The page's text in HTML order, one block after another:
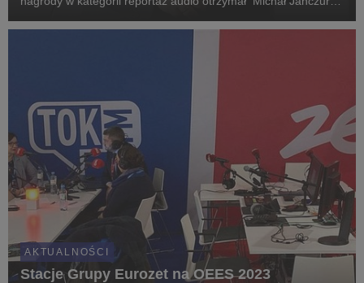
AKTUALNOŚCI
Stacje Grupy Eurozet na OEES 2023